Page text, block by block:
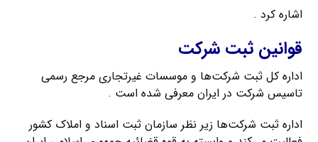
اشاره کرد .
قوانین ثبت شرکت
اداره کل ثبت شرکت‌ها و موسسات غیرتجاری مرجع رسمی
تاسیس شرکت در ایران معرفی شده است .
اداره ثبت شرکت‌ها زیر نظر سازمان ثبت اسناد و املاک کشور